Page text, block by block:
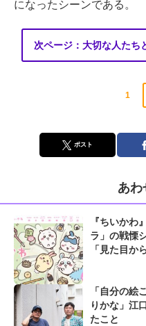
になったシーンである。
次ページ：大切な人たち
1
ポスト
あわ
『ちいかわ
ラ」の戦慄
「見た目か
「自分の絵
りかな」江
たこと